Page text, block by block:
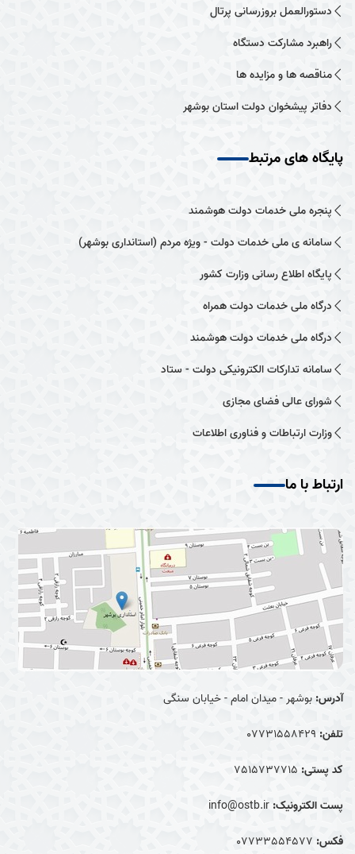
دستورالعمل بروزرسانی پرتال
راهبرد مشارکت دستگاه
مناقصه ها و مزایده ها
دفاتر پیشخوان دولت استان بوشهر
پایگاه های مرتبط
پنجره ملی خدمات دولت هوشمند
سامانه ی ملی خدمات دولت - ویژه مردم (استانداری بوشهر)
پایگاه اطلاع رسانی وزارت کشور
درگاه ملی خدمات دولت همراه
درگاه ملی خدمات دولت هوشمند
سامانه تدارکات الکترونیکی دولت - ستاد
شورای عالی فضای مجازی
وزارت ارتباطات و فناوری اطلاعات
ارتباط با ما
آدرس: بوشهر - میدان امام - خیابان سنگی
تلفن: 07731558429
کد پستی: 7515737715
پست الکترونیک: info@ostb.ir
فکس: 07733554577